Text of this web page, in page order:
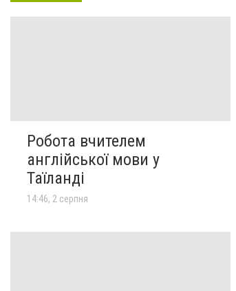
Робота вчителем
англійської мови у
Таїланді
14:46, 2 серпня